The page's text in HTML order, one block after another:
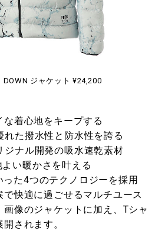
DOWN ジャケット ¥24,200
着心地をキープする
れた撥水性と防水性を誇る
ジナル開発の吸水速乾素材
よい暖かさを叶える
った4つのテクノロジーを採用
で快適に過ごせるマルチユース
像のジャケットに加え、Tシャ
されます。